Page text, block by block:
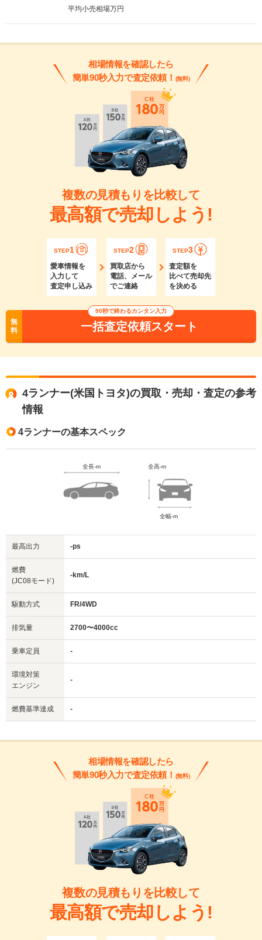
平均小売相場万円
相場情報を確認したら
簡単90秒入力で査定依頼！ (無料)
複数の見積もりを比較して
最高額で売却しよう!
STEP1
愛車情報を
入力して
査定申し込み
STEP2
買取店から
電話、メール
でご連絡
STEP3
査定額を
比べて売却先
を決める
無
料
90秒で終わるカンタン入力
一括査定依頼スタート
4ランナー(米国トヨタ)の買取・売却・査定の参考
情報
4ランナーの基本スペック
全長-m 全高-m
全幅-m
最高出力 -ps
燃費
(JC08モード)
-km/L
駆動方式 FR/4WD
排気量 2700〜4000cc
乗車定員 -
環境対策
エンジン
-
燃費基準達成 -
相場情報を確認したら
簡単90秒入力で査定依頼！ (無料)
複数の見積もりを比較して
最高額で売却しよう!